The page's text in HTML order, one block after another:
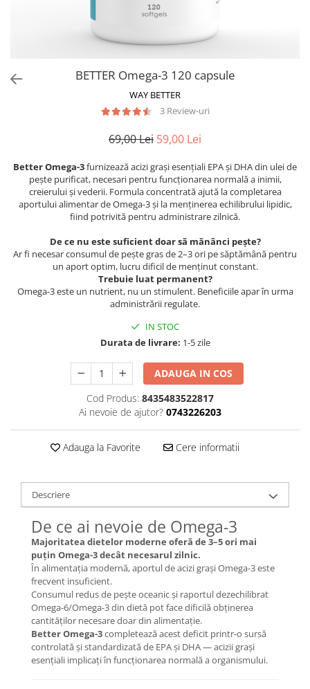
BETTER Omega-3 120 capsule
WAY BETTER
3 Review-uri
69,00 Lei 59,00 Lei
Better Omega-3furnizează acizi grași esențiali EPA și DHA din ulei de
pește purificat, necesari pentru funcționarea normală a inimii,
creierului și vederii. Formula concentrată ajută la completarea
aportului alimentar de Omega-3 și la menținerea echilibrului lipidic,
fiind potrivită pentru administrare zilnică.
De ce nu este suficient doar să mănânci pește?
Ar fi necesar consumul de pește gras de 2–3 ori pe săptămână pentru
un aport optim, lucru dificil de menținut constant.
Trebuie luat permanent?
Omega-3 este un nutrient, nu un stimulent. Beneficiile apar în urma
administrării regulate.
IN STOC
Durata de livrare: 1-5 zile
ADAUGA IN COS
Cod Produs: 8435483522817
Ai nevoie de ajutor? 0743226203
Adauga la Favorite Cere informatii
Descriere
De ce ai nevoie de Omega-3
Majoritatea dietelor moderne oferă de 3–5 ori mai
puțin Omega-3 decât necesarul zilnic.
În alimentația modernă, aportul de acizi grași Omega-3 este
frecvent insuficient.
Consumul redus de pește oceanic și raportul dezechilibrat
Omega-6/Omega-3 din dietă pot face dificilă obținerea
cantităților necesare doar din alimentație.
Better Omega-3completează acest deficit printr-o sursă
controlată și standardizată de EPA și DHA — acizii grași
esențiali implicați în funcționarea normală a organismului.